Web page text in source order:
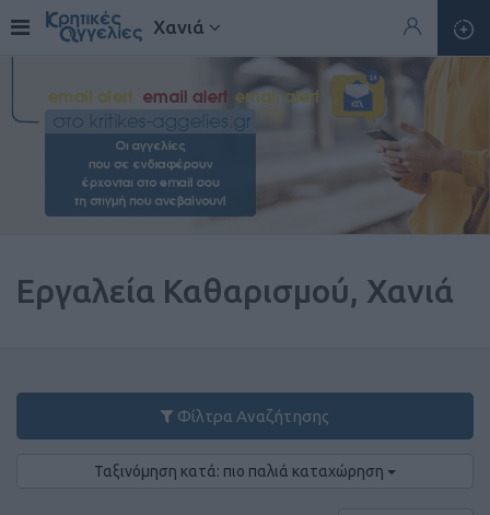
Χανιά
Εργαλεία Καθαρισμού, Χανιά
Φίλτρα Αναζήτησης
Ταξινόμηση κατά: πιο παλιά καταχώρηση